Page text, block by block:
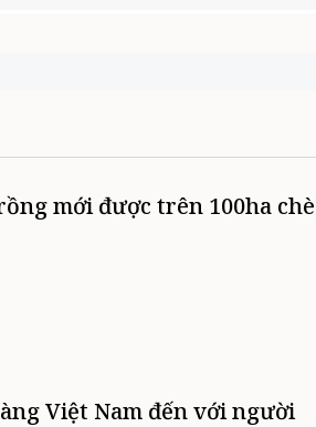
mới được trên 100ha chè
Việt Nam đến với người